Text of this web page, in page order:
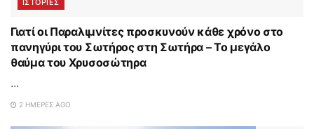
ΙΣΤΟΡΊΕΣ
Γιατί οι Παραλιμνίτες προσκυνούν κάθε χρόνο στο
πανηγύρι του Σωτήρος στη Σωτήρα – Το μεγάλο
θαύμα του Χρυσοσώτηρα
...
2 ΗΜΈΡΕΣ AGO